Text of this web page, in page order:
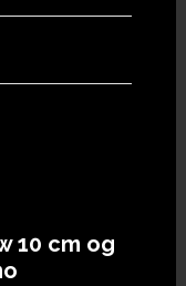
10 cm og